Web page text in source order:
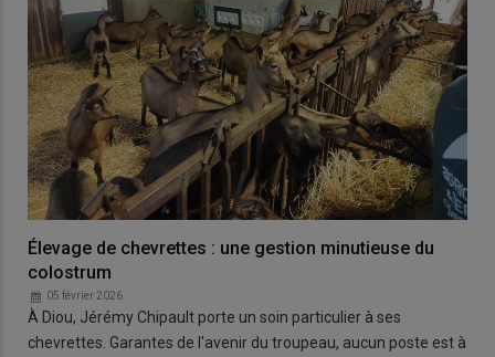
Élevage de chevrettes : une gestion minutieuse du
colostrum
05 février 2026
À Diou, Jérémy Chipault porte un soin particulier à ses
chevrettes. Garantes de l'avenir du troupeau, aucun poste est à